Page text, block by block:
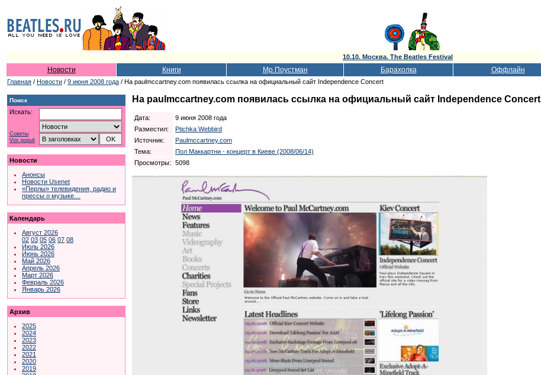
10.10. Москва. The Beatles Festival
Новости Книги Мр.Поустман Барахолка Оффлайн
Главная / Новости / 9 июня 2008 года / На paulmccartney.com появилась ссылка на официальный сайт Independence Concert
Поиск
Искать:
Советы
Vox populi
Новости
Анонсы
Новости Usenet
«Перлы» телевидения, радио и
прессы о музыке…
Календарь
Август 2026
02 03 05 06 07 08
Июль 2026
Июнь 2026
Май 2026
Апрель 2026
Март 2026
Февраль 2026
Январь 2026
Архив
2025
2024
2023
2022
2021
2020
2019
На paulmccartney.com появилась ссылка на официальный сайт Independence Concert
Дата:
9 июня 2008 года
Разместил:
Ptichka Webbird
Источник:
Paulmccartney.com
Тема:
Пол Маккартни - концерт в Киеве (2008/06/14)
Просмотры:
5098